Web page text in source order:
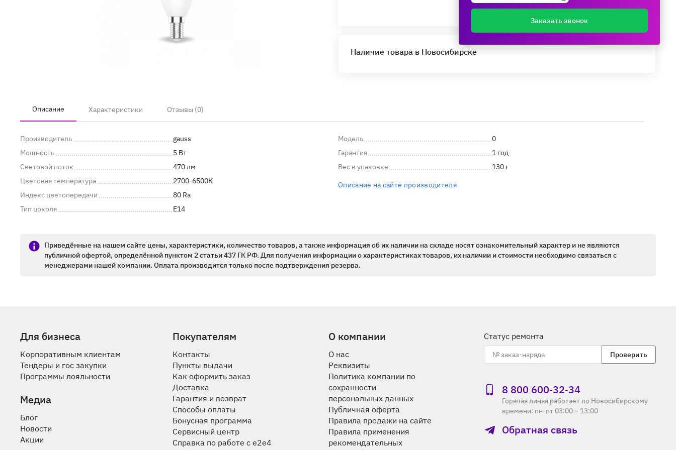
Наличие товара в Новосибирске
Описание Характеристики Отзывы (0)
Производитель
gauss
Мощность
5 Вт
Световой поток
470 лм
Цветовая температура
2700-6500К
Индекс цветопередачи
80 Ra
Тип цоколя
E14
Модель
0
Гарантия
1 год
Вес в упаковке
130 г
Описание на сайте производителя
Приведённые на нашем сайте цены, характеристики, количество товаров, а также информация об их наличии на складе носят ознакомительный характер и не являются
публичной офертой, определённой пунктом 2 статьи 437 ГК РФ. Для получения информации о характеристиках товаров, их наличии и стоимости необходимо связаться с
менеджерами нашей компании. Оплата производится только после подтверждения резерва.
Для бизнеса
Корпоративным клиентам
Тендеры и гос закупки
Программы лояльности
Медиа
Блог
Новости
Акции
Покупателям
Контакты
Пункты выдачи
Как оформить заказ
Доставка
Гарантия и возврат
Способы оплаты
Бонусная программа
Сервисный центр
Справка по работе с e2e4
О компании
О нас
Реквизиты
Политика компании по
сохранности
персональных данных
Публичная оферта
Правила продажи на сайте
Правила применения
рекомендательных
Статус ремонта
Проверить
8 800 600‑32‑34
Горячая линяя работает по Новосибирскому
времени: пн-пт 03:00 – 13:00
Обратная связь
Заказать звонок